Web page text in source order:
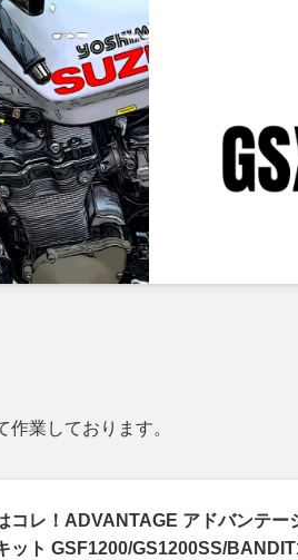
業しております。
レ！ADVANTAGE アドバンテー
ット GSF1200/GS1200SS/